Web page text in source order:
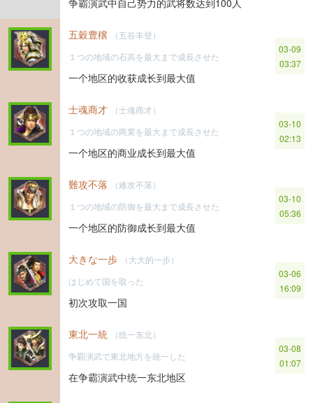
争霸演武中自己势力的武将数达到100人
五穀豊穣
（五谷丰登）
１つの地域の石高を最大まで成長させた
一个地区的收获成长到最大值
03-09
03:37
士魂商才
（士魂商才）
１つの地域の商業を最大まで成長させた
一个地区的商业成长到最大值
03-10
02:13
難攻不落
（难攻不落）
１つの地域の防御を最大まで成長させた
一个地区的防御成长到最大值
03-10
05:36
大きな一歩
（大大的一步）
はじめて国を取った
初次攻取一国
03-06
16:09
東北一統
（统一东北）
争覇演武で東北地方を統一した
在争霸演武中统一东北地区
03-08
01:07